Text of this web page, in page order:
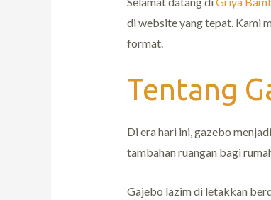
di website yang tepat. Kami
format.
Tentang
Di era hari ini, gazebo
tambahan ruangan bagi
Gajebo lazim di letakkan